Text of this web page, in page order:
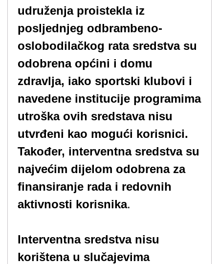
udruženja proistekla iz
posljednjeg odbrambeno-
oslobodilačkog rata sredstva su
odobrena općini i domu
zdravlja, iako sportski klubovi i
navedene institucije programima
utroška ovih sredstava nisu
utvrđeni kao mogući korisnici.
Također, interventna sredstva su
najvećim dijelom odobrena za
finansiranje rada i redovnih
aktivnosti korisnika.
Interventna sredstva nisu
korištena u slučajevima